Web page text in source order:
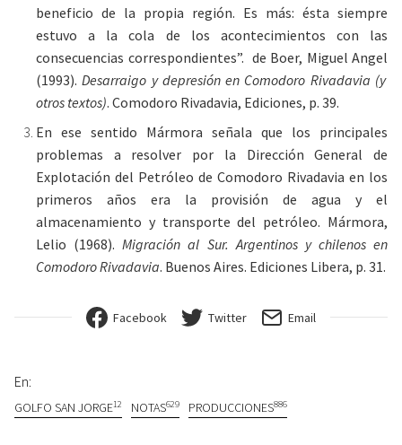
beneficio de la propia región. Es más: ésta siempre
estuvo a la cola de los acontecimientos con las
consecuencias correspondientes”. de Boer, Miguel Angel
(1993).Desarraigo y depresión en Comodoro Rivadavia (y
otros textos). Comodoro Rivadavia, Ediciones, p. 39.
En ese sentido Mármora señala que los principales
problemas a resolver por la Dirección General de
Explotación del Petróleo de Comodoro Rivadavia en los
primeros años era la provisión de agua y el
almacenamiento y transporte del petróleo. Mármora,
Lelio (1968).Migración al Sur. Argentinos y chilenos en
Comodoro Rivadavia. Buenos Aires. Ediciones Libera, p. 31.
Facebook Twitter Email
En:
GOLFO SAN JORGE12 NOTAS629 PRODUCCIONES886